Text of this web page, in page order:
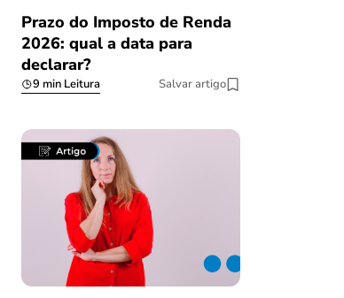
Prazo do Imposto de Renda
2026: qual a data para
declarar?
9 min Leitura Salvar artigo